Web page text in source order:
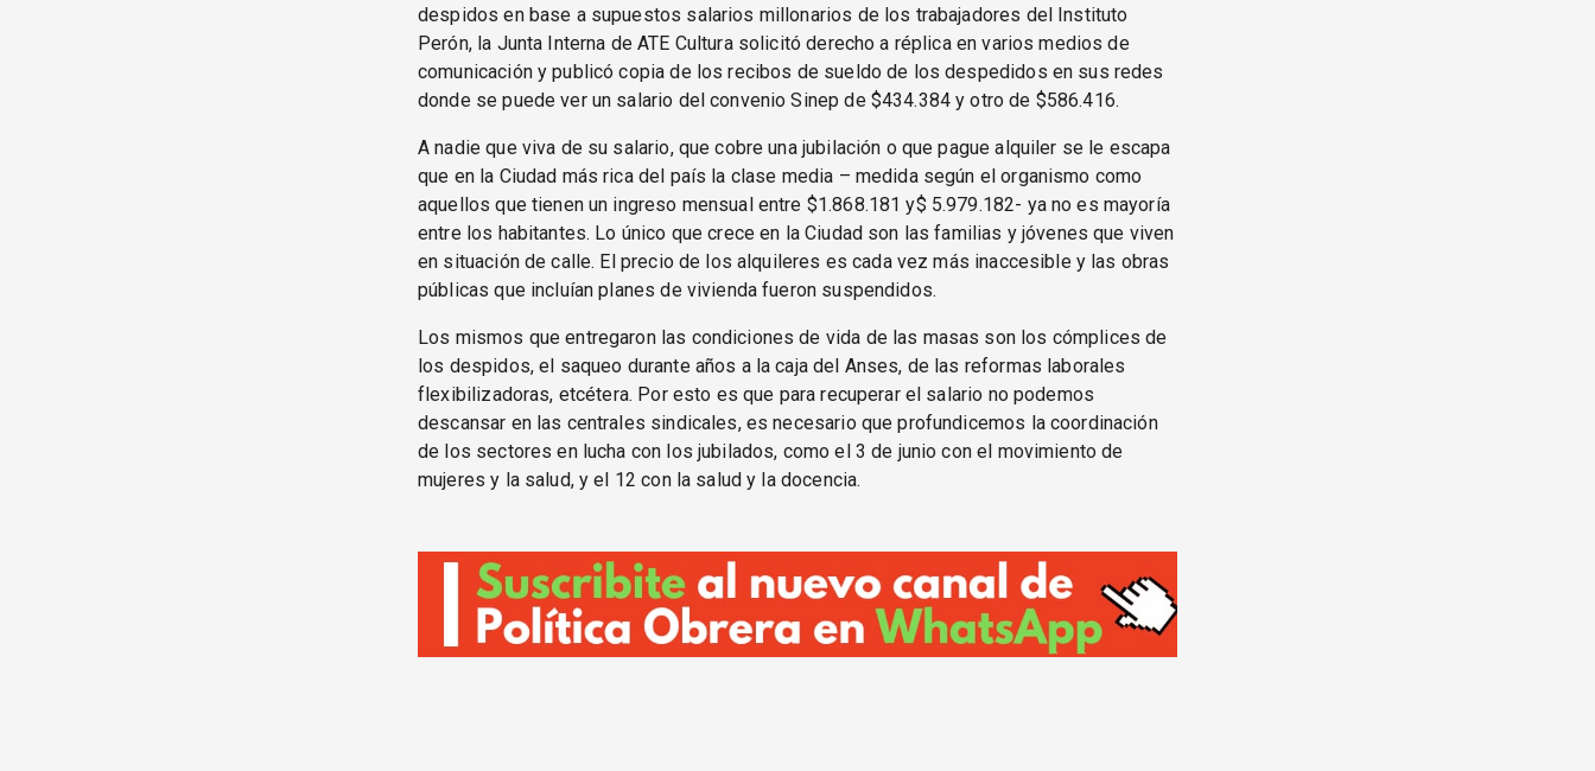
despidos en base a supuestos salarios millonarios de los trabajadores del Instituto
Perón, la Junta Interna de ATE Cultura solicitó derecho a réplica en varios medios de
comunicación y publicó copia de los recibos de sueldo de los despedidos en sus redes
donde se puede ver un salario del convenio Sinep de $434.384 y otro de $586.416.
A nadie que viva de su salario, que cobre una jubilación o que pague alquiler se le escapa
que en la Ciudad más rica del país la clase media – medida según el organismo como
aquellos que tienen un ingreso mensual entre $1.868.181 y$ 5.979.182- ya no es mayoría
entre los habitantes. Lo único que crece en la Ciudad son las familias y jóvenes que viven
en situación de calle. El precio de los alquileres es cada vez más inaccesible y las obras
públicas que incluían planes de vivienda fueron suspendidos.
Los mismos que entregaron las condiciones de vida de las masas son los cómplices de
los despidos, el saqueo durante años a la caja del Anses, de las reformas laborales
flexibilizadoras, etcétera. Por esto es que para recuperar el salario no podemos
descansar en las centrales sindicales, es necesario que profundicemos la coordinación
de los sectores en lucha con los jubilados, como el 3 de junio con el movimiento de
mujeres y la salud, y el 12 con la salud y la docencia.